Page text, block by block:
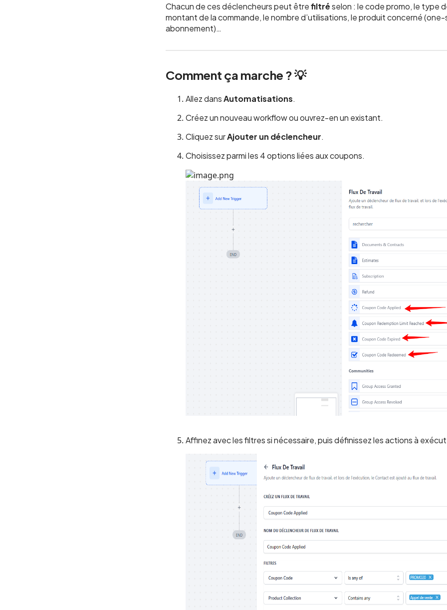
Chacun de ces déclencheurs peut êtrefiltréselon : le code promo, le type
montant de la commande, le nombre d’utilisations, le produit concerné
abonnement)…
Comment ça marche ? 💡
Allez dansAutomatisations.
Créez un nouveau workflow ou ouvrez-en un existant.
Cliquez surAjouter un déclencheur.
Choisissez parmi les 4 options liées aux coupons.
Affinez avec les filtres si nécessaire, puis définissez les actions à